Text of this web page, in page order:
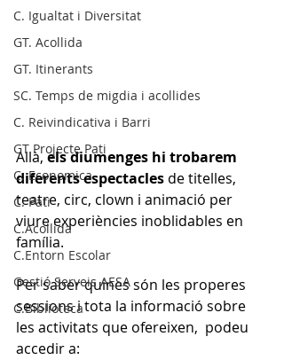
C. Igualtat i Diversitat
GT. Acollida
GT. Itinerants
SC. Temps de migdia i acollides
C. Reivindicativa i Barri
GT Projecte Pati
C. Economica
C. Pati
C.Acollida
C.Entorn Escolar
Gestió Serveis AESA
C.Biblioteca
Allà, els diumenges hi trobarem
diferents espectacles de titelles,
teatre, circ, clown i animació per
viure experiències inoblidables en
família.
Per saber quines són les properes
sessions i tota la informació sobre
les activitats que ofereixen,  podeu
accedir a: